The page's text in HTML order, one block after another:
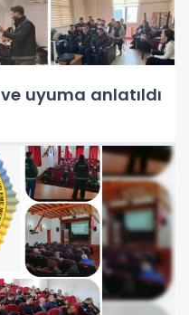
Erzincan’da bağımlılık ve uyuma anlatıldı